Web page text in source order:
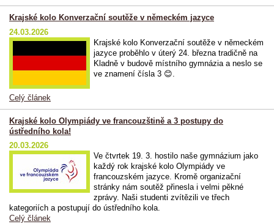
Krajské kolo Konverzační soutěže v německém jazyce
24.03.2026
Krajské kolo Konverzační soutěže v německém
jazyce proběhlo v úterý 24. března tradičně na
Kladně v budově místního gymnázia a neslo se
ve znamení čísla 3 😊.
Celý článek
Krajské kolo Olympiády ve francouzštině a 3 postupy do
ústředního kola!
20.03.2026
Ve čtvrtek 19. 3. hostilo naše gymnázium jako
každý rok krajské kolo Olympiády ve
francouzském jazyce. Kromě organizační
stránky nám soutěž přinesla i velmi pěkné
zprávy. Naši studenti zvítězili ve třech
kategoriích a postupují do ústředního kola.
Celý článek